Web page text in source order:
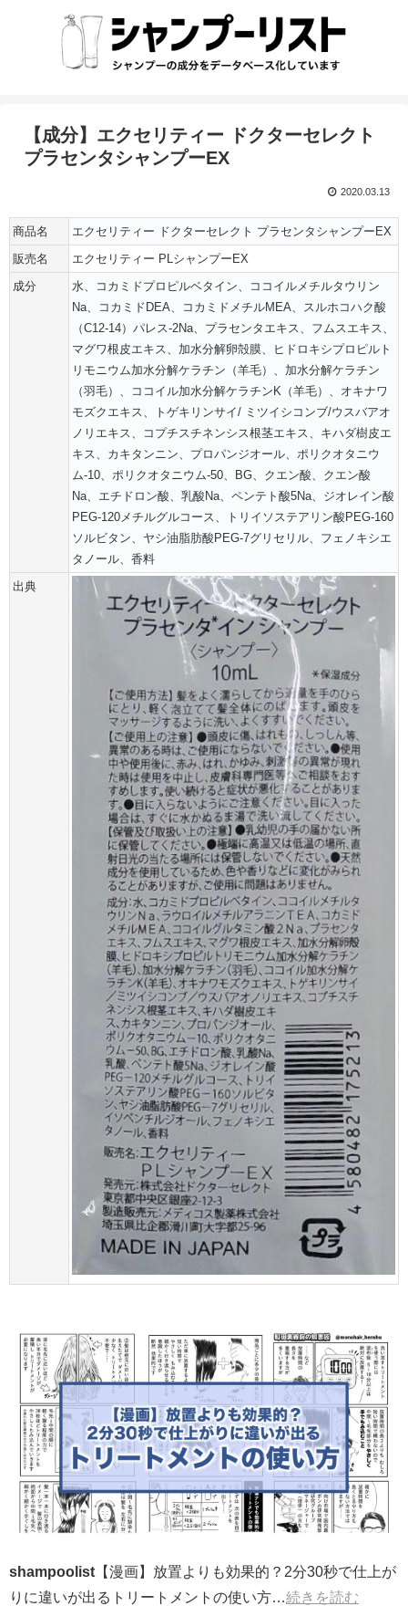
【成分】エクセリティー ドクターセレクト
プラセンタシャンプーEX
2020.03.13
商品名
エクセリティー ドクターセレクト プラセンタシャンプーEX
販売名
エクセリティー PLシャンプーEX
成分
水、コカミドプロピルベタイン、ココイルメチルタウリン
Na、コカミドDEA、コカミドメチルMEA、スルホコハク酸
（C12-14）パレス-2Na、プラセンタエキス、フムスエキス、
マグワ根皮エキス、加水分解卵殻膜、ヒドロキシプロピルト
リモニウム加水分解ケラチン（羊毛）、加水分解ケラチン
（羽毛）、ココイル加水分解ケラチンK（羊毛）、オキナワ
モズクエキス、トゲキリンサイ/ ミツイシコンブ/ウスバアオ
ノリエキス、コプチスチネンシス根茎エキス、キハダ樹皮エ
キス、カキタンニン、プロパンジオール、ポリクオタニウ
ム-10、ポリクオタニウム-50、BG、クエン酸、クエン酸
Na、エチドロン酸、乳酸Na、ペンテト酸5Na、ジオレイン酸
PEG-120メチルグルコース、トリイソステアリン酸PEG-160
ソルビタン、ヤシ油脂肪酸PEG-7グリセリル、フェノキシエ
タノール、香料
出典
shampoolist 【漫画】放置よりも効果的？2分30秒で仕上が
りに違いが出るトリートメントの使い方…続きを読む